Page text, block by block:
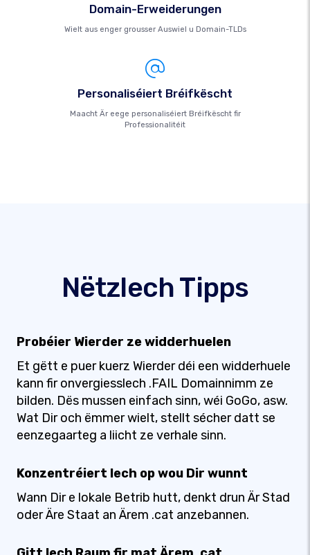
Domain-Erweiderungen
Wielt aus enger grousser Auswiel u Domain-TLDs
Personaliséiert Bréifkëscht
Maacht Är eege personaliséiert Bréifkëscht fir
Professionalitéit
Nëtzlech Tipps
Probéier Wierder ze widderhuelen
Et gëtt e puer kuerz Wierder déi een widderhuele
kann fir onvergiesslech .FAIL Domainnimm ze
bilden. Dës mussen einfach sinn, wéi GoGo, asw.
Wat Dir och ëmmer wielt, stellt sécher datt se
eenzegaarteg a liicht ze verhale sinn.
Konzentréiert Iech op wou Dir wunnt
Wann Dir e lokale Betrib hutt, denkt drun Är Stad
oder Äre Staat an Ärem .cat anzebannen.